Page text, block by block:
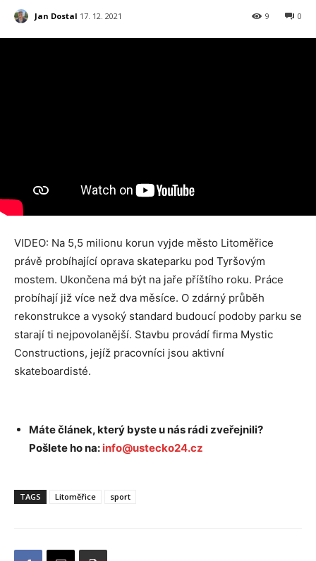
Jan Dostal 17. 12. 2021 0
9
VIDEO: Na 5,5 milionu korun vyjde město Litoměřice
právě probíhající oprava skateparku pod Tyršovým
mostem. Ukončena má být na jaře příštího roku. Práce
probíhají již více než dva měsíce. O zdárný průběh
rekonstrukce a vysoký standard budoucí podoby parku se
starají ti nejpovolanější. Stavbu provádí firma Mystic
Constructions, jejíž pracovníci jsou aktivní
skateboardisté.
Máte článek, který byste u nás rádi zveřejnili?
Pošlete ho na: info@ustecko24.cz
TAGS Litoměřice sport